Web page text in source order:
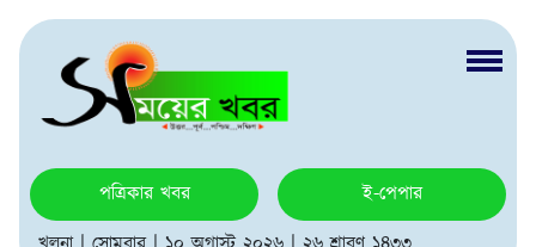
পত্রিকার খবর
ই-পেপার